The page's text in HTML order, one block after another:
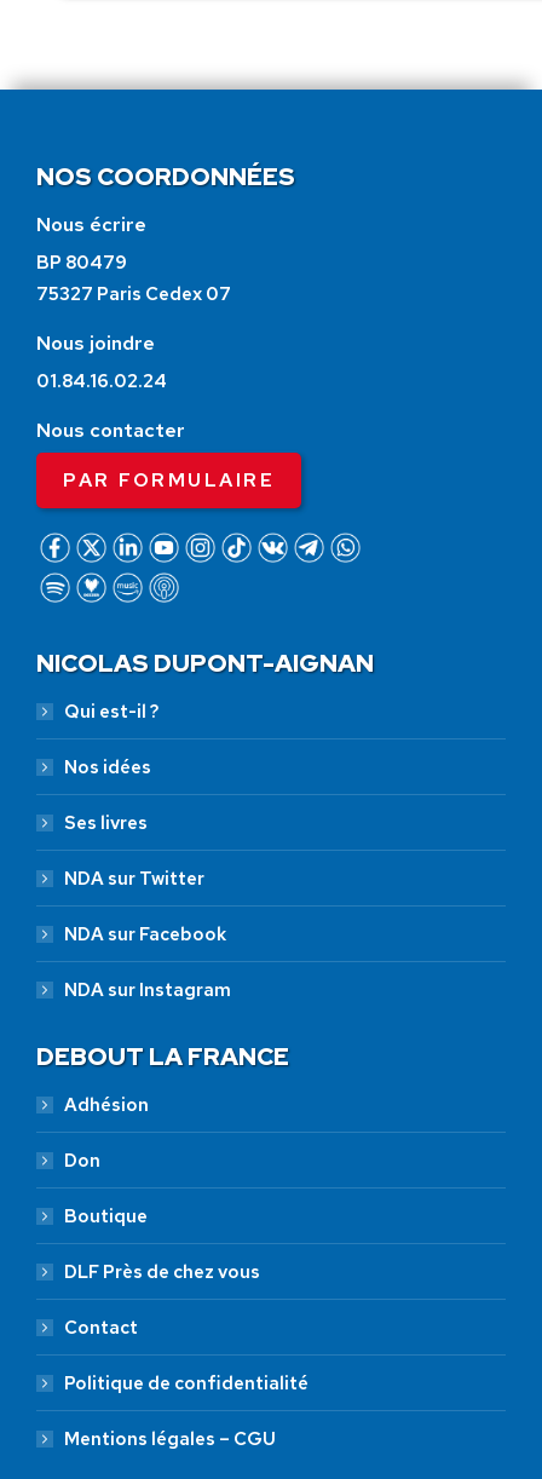
NOS COORDONNÉES
Nous écrire
BP 80479
75327 Paris Cedex 07
Nous joindre
01.84.16.02.24
Nous contacter
PAR FORMULAIRE
NICOLAS DUPONT-AIGNAN
Qui est-il ?
Nos idées
Ses livres
NDA sur Twitter
NDA sur Facebook
NDA sur Instagram
DEBOUT LA FRANCE
Adhésion
Don
Boutique
DLF Près de chez vous
Contact
Politique de confidentialité
Mentions légales – CGU